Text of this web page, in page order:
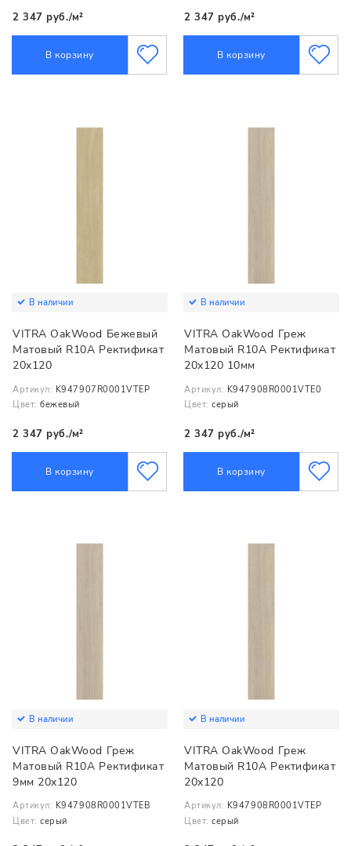
2 347 руб./м²
В корзину
2 347 руб./м²
В корзину
В наличии
VITRA OakWood Бежевый
Матовый R10A Ректификат
20x120
Артикул: K947907R0001VTEP
Цвет: бежевый
2 347 руб./м²
В корзину
В наличии
VITRA OakWood Греж
Матовый R10A Ректификат
20x120 10мм
Артикул: K947908R0001VTE0
Цвет: серый
2 347 руб./м²
В корзину
В наличии
VITRA OakWood Греж
Матовый R10A Ректификат
9мм 20x120
Артикул: K947908R0001VTEB
Цвет: серый
В наличии
VITRA OakWood Греж
Матовый R10A Ректификат
20x120
Артикул: K947908R0001VTEP
Цвет: серый